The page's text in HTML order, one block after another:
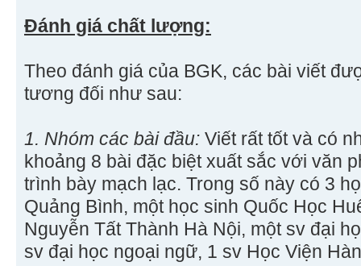
Đánh giá chất lượng:
Theo đánh giá của BGK, các bài viết
tương đối như sau:
1. Nhóm các bài đầu: Viết rất tốt và có
khoảng 8 bài đặc biệt xuất sắc với văn
trình bày mạch lạc. Trong số này có 3
Quảng Bình, một học sinh Quốc Học
Nguyễn Tất Thành Hà Nội, một sv đại
sv đại học ngoại ngữ, 1 sv Học Viện